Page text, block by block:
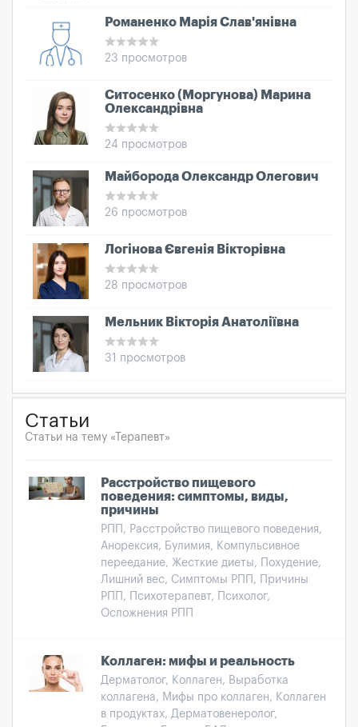
Романенко Марія Слав'янівна
23 просмотров
Ситосенко (Моргунова) Марина
Олександрівна
24 просмотров
Майборода Олександр Олегович
26 просмотров
Логінова Євгенія Вікторівна
28 просмотров
Мельник Вікторія Анатоліївна
31 просмотров
Статьи
Статьи на тему «Терапевт»
Расстройство пищевого
поведения: симптомы, виды,
причины
РПП, Расстройство пищевого поведения,
Анорексия, Булимия, Компульсивное
переедание, Жесткие диеты, Похудение,
Лишний вес, Симптомы РПП, Причины
РПП, Психотерапевт, Психолог,
Осложнения РПП
Коллаген: мифы и реальность
Дерматолог, Коллаген, Выработка
коллагена, Мифы про коллаген, Коллаген
в продуктах, Дерматовенеролог,